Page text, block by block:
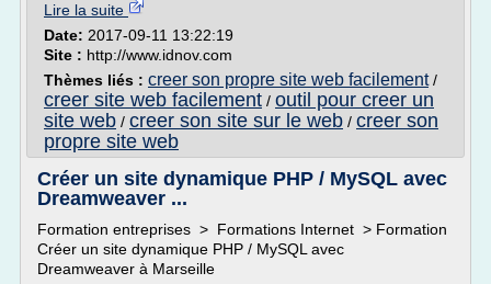
Lire la suite
Date: 2017-09-11 13:22:19
Site : http://www.idnov.com
Thèmes liés : creer son propre site web facilement/
creer site web facilement / outil pour creer un
site web / creer son site sur le web / creer son
propre site web
Créer un site dynamique PHP / MySQL avec
Dreamweaver ...
Formation entreprises > Formations Internet > Formation
Créer un site dynamique PHP / MySQL avec
Dreamweaver à Marseille